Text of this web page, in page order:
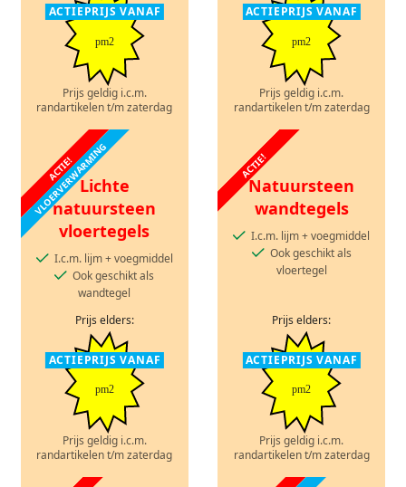
ACTIEPRIJS VANAF
pm2
Prijs geldig i.c.m.
randartikelen t/m zaterdag
ACTIEPRIJS VANAF
pm2
Prijs geldig i.c.m.
randartikelen t/m zaterdag
ACTIE!
VLOERVERWARMING
Lichte
natuursteen
vloertegels
I.c.m. lijm + voegmiddel
Ook geschikt als
wandtegel
Prijs elders:
ACTIEPRIJS VANAF
pm2
Prijs geldig i.c.m.
randartikelen t/m zaterdag
ACTIE!
Natuursteen
wandtegels
I.c.m. lijm + voegmiddel
Ook geschikt als
vloertegel
Prijs elders:
ACTIEPRIJS VANAF
pm2
Prijs geldig i.c.m.
randartikelen t/m zaterdag